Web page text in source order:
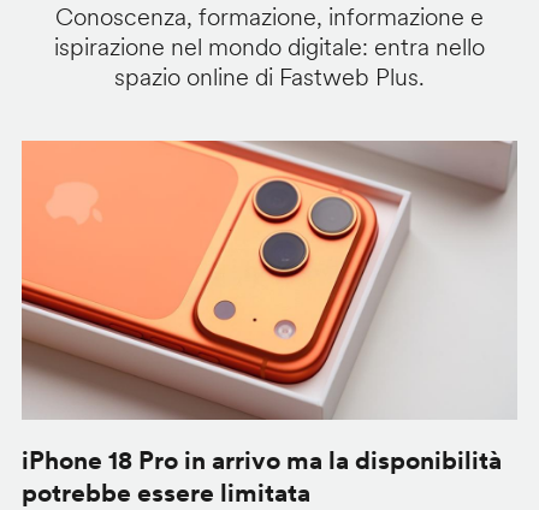
Conoscenza, formazione, informazione e
ispirazione nel mondo digitale: entra nello
spazio online di Fastweb Plus.
iPhone 18 Pro in arrivo ma la disponibilità
potrebbe essere limitata